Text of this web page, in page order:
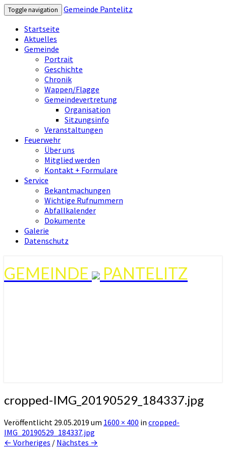
Toggle navigation
Gemeinde Pantelitz
Startseite
Aktuelles
Gemeinde
Portrait
Geschichte
Chronik
Wappen/Flagge
Gemeindevertretung
Organisation
Sitzungsinfo
Veranstaltungen
Feuerwehr
Über uns
Mitglied werden
Kontakt + Formulare
Service
Bekantmachungen
Wichtige Rufnummern
Abfallkalender
Dokumente
Galerie
Datenschutz
GEMEINDE PANTELITZ
cropped-IMG_20190529_184337.jpg
Veröffentlicht 29.05.2019 um 1600 × 400 in cropped-
IMG_20190529_184337.jpg
← Vorheriges / Nächstes →